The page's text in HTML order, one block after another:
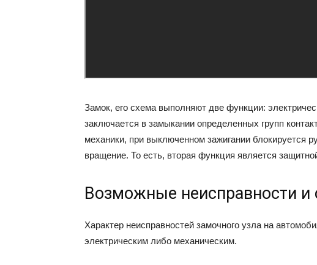
Замок, его схема выполняют две функции:
заключается в замыкании определенных групп
механики, при выключенном зажигании блокируется
вращение. То есть, вторая функция является
Возможные неисправности и
Характер неисправностей замочного узла на
электрическим либо механическим.